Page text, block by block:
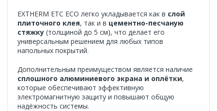
EXTHERM ETC ECO легко укладывается как в слой
плиточного клея, так и в цементно-песчаную
стяжку (толщиной до 5 см), что делает его
универсальным решением для любых типов
напольных покрытий.
Дополнительным преимуществом является наличие
сплошного алюминиевого экрана и оплётки,
которые обеспечивают эффективную
электромагнитную защиту и повышают общую
надёжность системы.